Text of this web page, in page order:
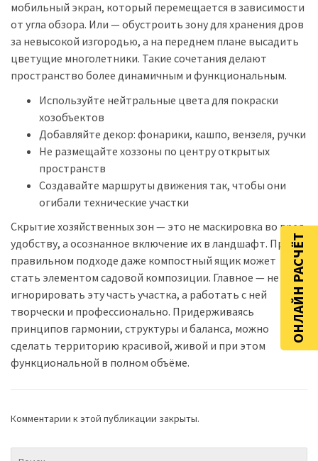
мобильный экран, который перемещается в зависимости
от угла обзора. Или — обустроить зону для хранения дров
за невысокой изгородью, а на переднем плане высадить
цветущие многолетники. Такие сочетания делают
пространство более динамичным и функциональным.
Используйте нейтральные цвета для покраски
хозобъектов
Добавляйте декор: фонарики, кашпо, вензеля, ручки
Не размещайте хоззоны по центру открытых
пространств
Создавайте маршруты движения так, чтобы они
огибали технические участки
Скрытие хозяйственных зон — это не маскировка во вред
удобству, а осознанное включение их в ландшафт. При
правильном подходе даже компостный ящик может
стать элементом садовой композиции. Главное — не
игнорировать эту часть участка, а работать с ней
творчески и профессионально. Придерживаясь
принципов гармонии, структуры и баланса, можно
сделать территорию красивой, живой и при этом
функциональной в полном объёме.
Комментарии к этой публикации закрыты.
ОНЛАЙН РАСЧЁТ